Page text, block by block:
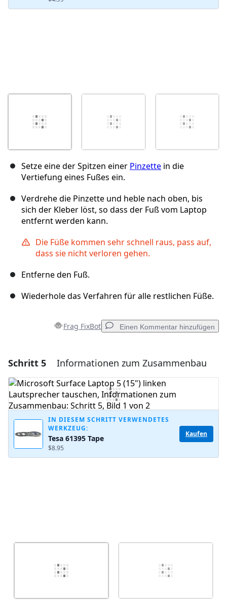
Setze eine der Spitzen einer Pinzette in die
Vertiefung eines Fußes ein.
Verdrehe die Pinzette und heble nach oben, bis
sich der Kleber löst, so dass der Fuß vom Laptop
entfernt werden kann.
Die Füße kommen sehr schnell raus, pass auf,
dass sie nicht verloren gehen.
Entferne den Fuß.
Wiederhole das Verfahren für alle restlichen Füße.
Frag FixBot Einen Kommentar hinzufügen
Einen Kommentar hinzufügen
Kommentar hinzufügen
Kommentieren
Schritt 5 Informationen zum Zusammenbau
IN DIESEM SCHRITT VERWENDETES
WERKZEUG:
Tesa 61395 Tape
$8.95
Kaufen